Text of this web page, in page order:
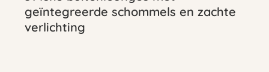
geïntegreerde schommels en zachte
verlichting